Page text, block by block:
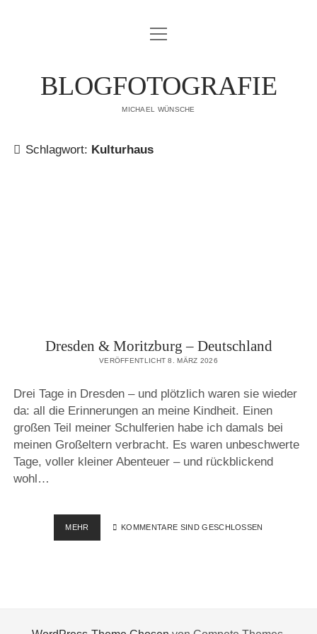
IMPRESSUM
Menü
öffnen
BLOGFOTOGRAFIE
MICHAEL WÜNSCHE
Schlagwort: Kulturhaus
Dresden & Moritzburg – Deutschland
VERÖFFENTLICHT 8. MÄRZ 2026
Drei Tage in Dresden – und plötzlich waren sie wieder
da: all die Erinnerungen an meine Kindheit. Einen
großen Teil meiner Schulferien habe ich damals bei
meinen Großeltern verbracht. Es waren unbeschwerte
Tage, voller kleiner Abenteuer – und rückblickend
wohl…
MEHR DRESDEN
&
KOMMENTARE SIND GESCHLOSSEN